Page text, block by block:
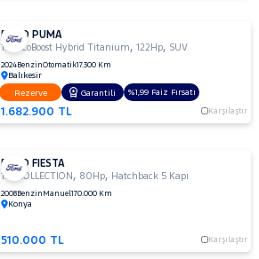
FORD PUMA
1.0 EcoBoost Hybrid Titanium,122Hp, SUV
2024BenzinOtomatik17.300 Km
Balıkesir
1.682.900 TL Karşılaştır
Rezerve Garantili %1,99 Faiz Fırsatı
FORD FIESTA
1.4I COLLECTION , 80Hp, Hatchback 5 Kapı
2008Benzin Manuel170.000 Km
Konya
510.000 TL Karşılaştır